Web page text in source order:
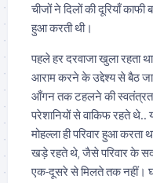
चीजों ने दिलों की दूरियाँ काफी
हुआ करती थी।
पहले हर दरवाजा खुला रहता
आराम करने के उद्देश्य से बैठ
आँगन तक टहलने की स्वतंत्रता
परेशानियों से वाकिफ रहते थे..
मोहल्ला ही परिवार हुआ
खड़े रहते थे, जैसे परिवार के
एक-दूसरे से मिलते तक नहीं।